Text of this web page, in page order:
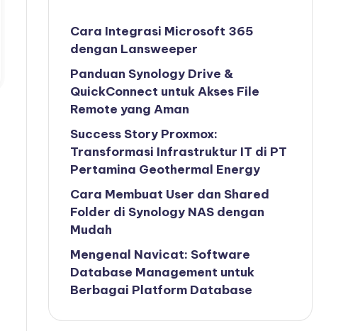
Cara Integrasi Microsoft 365
dengan Lansweeper
Panduan Synology Drive &
QuickConnect untuk Akses File
Remote yang Aman
Success Story Proxmox:
Transformasi Infrastruktur IT di PT
Pertamina Geothermal Energy
Cara Membuat User dan Shared
Folder di Synology NAS dengan
Mudah
Mengenal Navicat: Software
Database Management untuk
Berbagai Platform Database